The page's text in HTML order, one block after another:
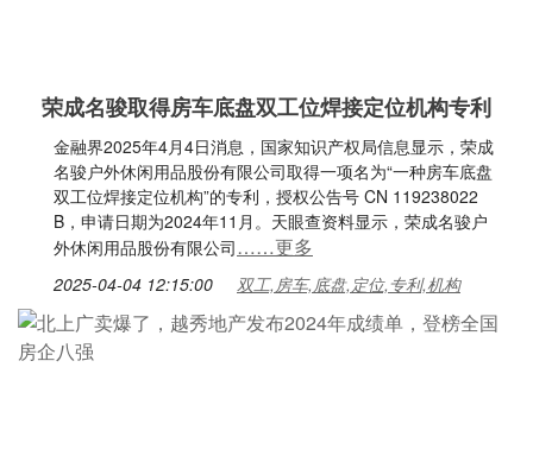
荣成名骏取得房车底盘双工位焊接定位机构专利
金融界2025年4月4日消息，国家知识产权局信息显示，荣成
名骏户外休闲用品股份有限公司取得一项名为“一种房车底盘
双工位焊接定位机构”的专利，授权公告号 CN 119238022
B，申请日期为2024年11月。天眼查资料显示，荣成名骏户
外休闲用品股份有限公司……更多
2025-04-04 12:15:00 双工,房车,底盘,定位,专利,机构